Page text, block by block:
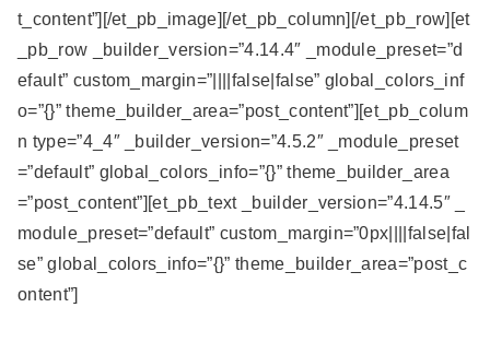
t_content”][/et_pb_image][/et_pb_column][/et_pb_row][et
_pb_row _builder_version=”4.14.4″ _module_preset=”d
efault” custom_margin=”||||false|false” global_colors_inf
o=”{}” theme_builder_area=”post_content”][et_pb_colum
n type=”4_4″ _builder_version=”4.5.2″ _module_preset
=”default” global_colors_info=”{}” theme_builder_area
=”post_content”][et_pb_text _builder_version=”4.14.5″ _
module_preset=”default” custom_margin=”0px||||false|fal
se” global_colors_info=”{}” theme_builder_area=”post_c
ontent”]